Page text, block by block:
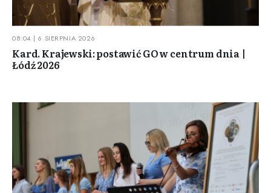
08:04 | 6 SIERPNIA 2026
Kard. Krajewski: postawić GO w centrum dnia |
Łódź 2026